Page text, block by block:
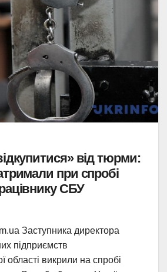
від тюрми:
при спробі
СБУ
Заступника директора
підприємств
області викрили на спробі